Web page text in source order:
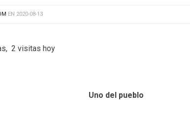
EN 2020-08-13
2 visitas hoy
Uno del pueblo